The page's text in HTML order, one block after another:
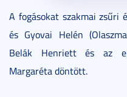
A fogásokat szakmai zsűri
és Gyovai Helén
Belák Henriett és az
Margaréta döntött.